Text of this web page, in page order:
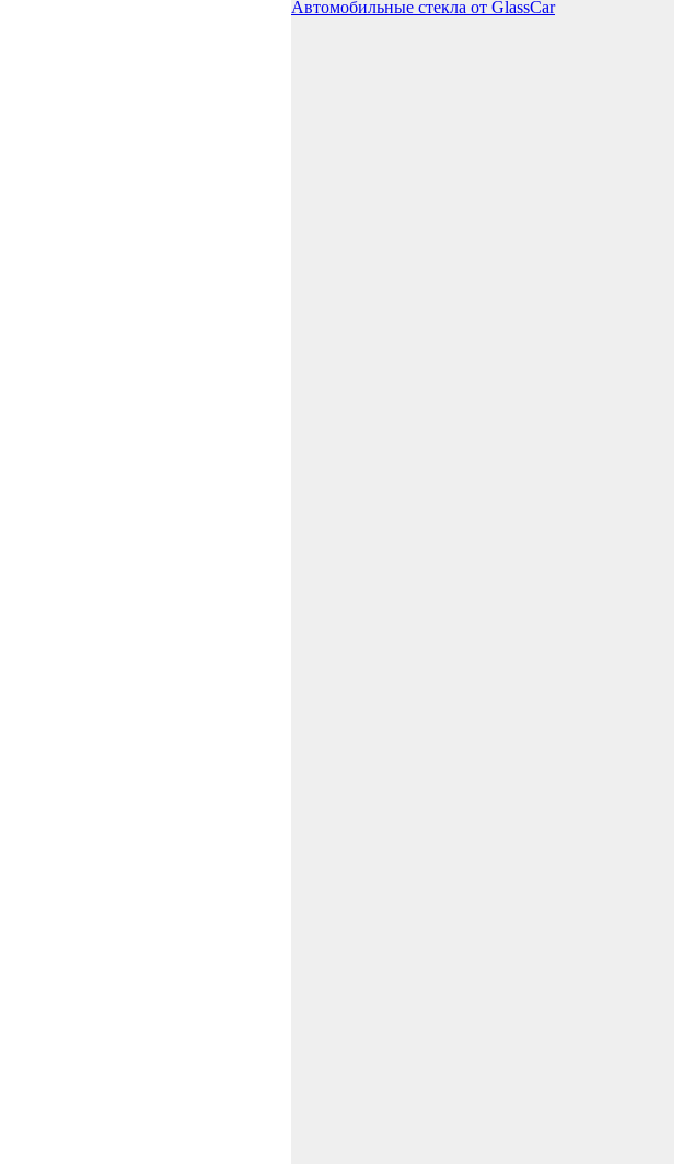
Автомобильные стекла от GlassCar